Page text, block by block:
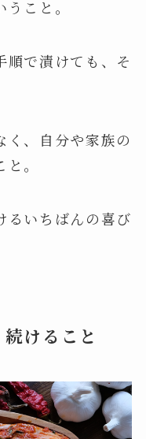
こと。
順で漬けても、そ
く、自分や家族の
。
るいちばんの喜び
けること